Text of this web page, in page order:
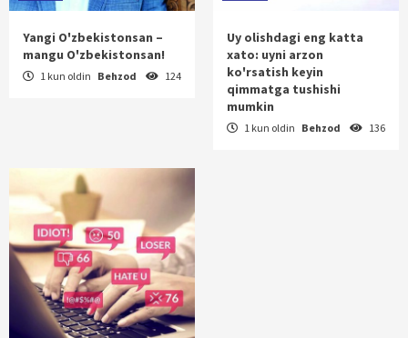
Yangi O'zbekistonsan –
mangu O'zbekistonsan!
1 kun oldin Behzod 124
Uy olishdagi eng katta
xato: uyni arzon
ko'rsatish keyin
qimmatga tushishi
mumkin
1 kun oldin Behzod 136